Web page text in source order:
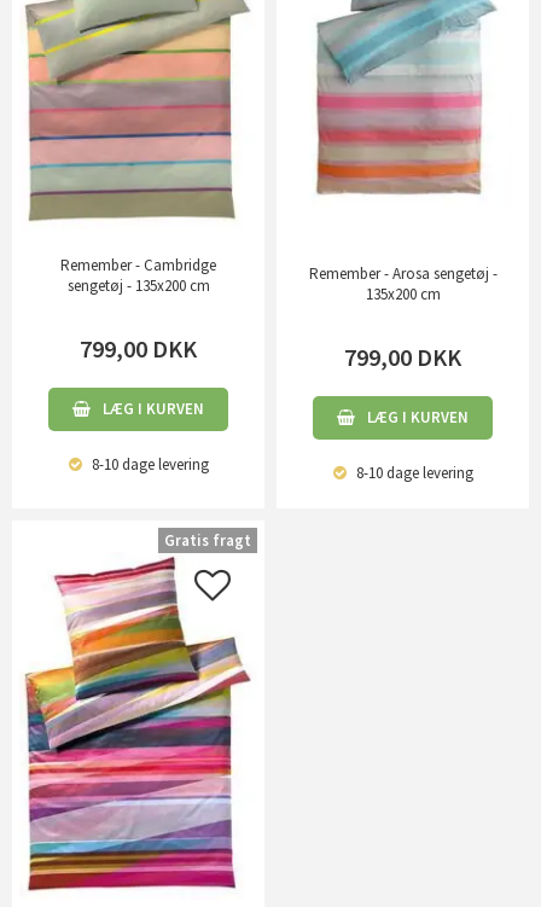
Remember - Cambridge
sengetøj - 135x200 cm
799,00 DKK
LÆG I KURVEN
8-10 dagelevering
Remember - Arosa sengetøj -
135x200 cm
799,00 DKK
LÆG I KURVEN
8-10 dagelevering
Gratis fragt